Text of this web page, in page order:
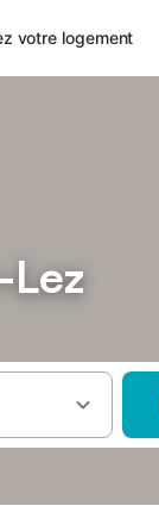
votre logement